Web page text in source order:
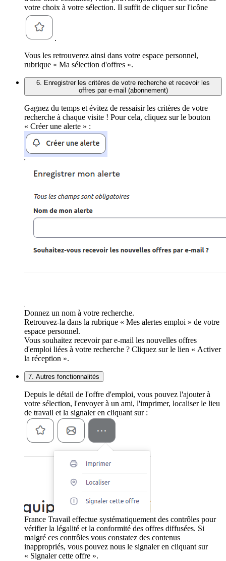
votre choix à votre sélection. Il suffit de cliquer sur l'icône
.
Vous les retrouverez ainsi dans votre espace personnel,
rubrique « Ma sélection d'offres ».
6. Enregistrer les critères de votre recherche et recevoir les
offres par e-mail (abonnement)
Gagnez du temps et évitez de ressaisir les critères de votre
recherche à chaque visite ! Pour cela, cliquez sur le bouton
« Créer une alerte » :
Donnez un nom à votre recherche.
Retrouvez-la dans la rubrique « Mes alertes emploi » de votre
espace personnel.
Vous souhaitez recevoir par e-mail les nouvelles offres
d'emploi liées à votre recherche ? Cliquez sur le lien « Activer
la réception ».
7. Autres fonctionnalités
Depuis le détail de l'offre d'emploi, vous pouvez l'ajouter à
votre sélection, l'envoyer à un ami, l'imprimer, localiser le lieu
de travail et la signaler en cliquant sur :
France Travail effectue systématiquement des contrôles pour
vérifier la légalité et la conformité des offres diffusées. Si
malgré ces contrôles vous constatez des contenus
inappropriés, vous pouvez nous le signaler en cliquant sur
« Signaler cette offre ».